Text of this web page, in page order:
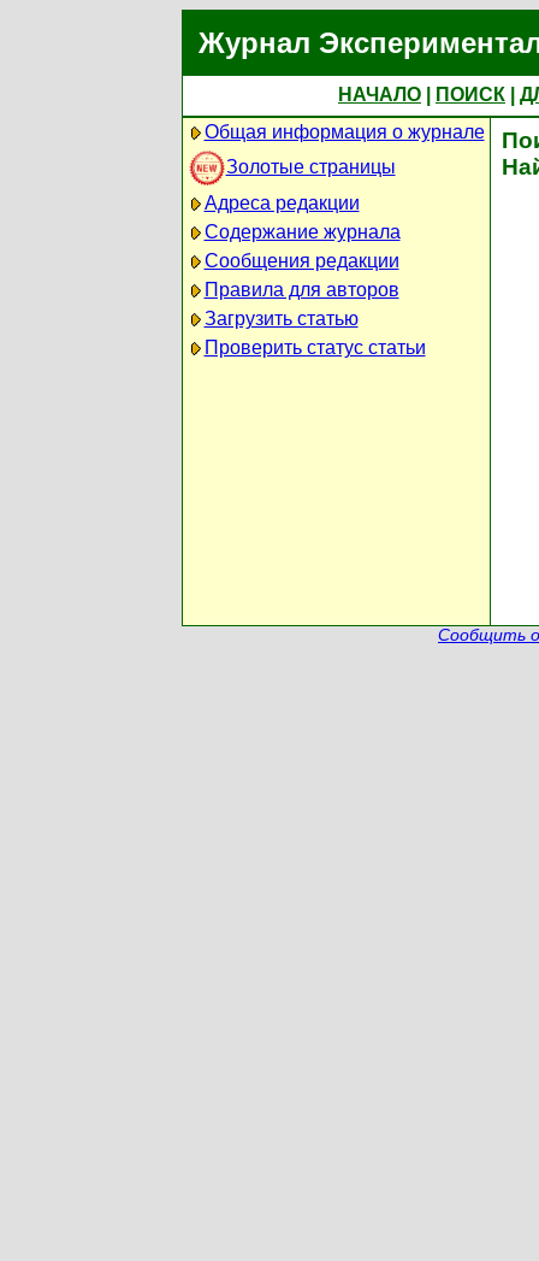
Журнал
НАЧАЛО ПОИСК
Общая информация о журнале
Золотые страницы
Адреса редакции
Содержание журнала
Сообщения редакции
Правила для авторов
Загрузить статью
Проверить статус статьи
Сообщить о